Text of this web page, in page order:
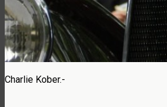
Charlie Kober.-